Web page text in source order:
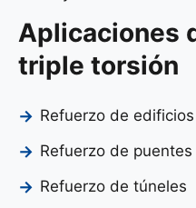
Aplicaciones
triple torsión
Refuerzo de
Refuerzo de puentes
Refuerzo de túneles